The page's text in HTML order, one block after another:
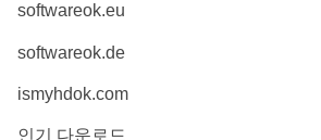
softwareok.eu
softwareok.de
ismyhdok.com
인기 다운로드